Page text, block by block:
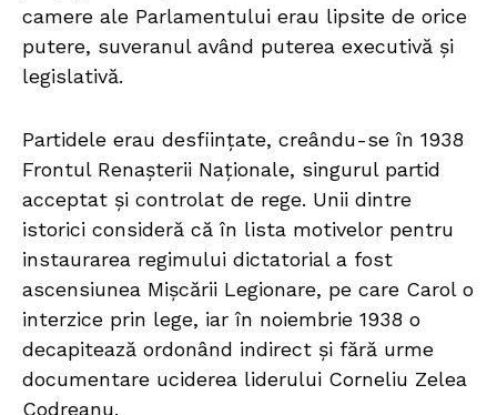
camere ale Parlamentului erau lipsite de orice
putere, suveranul având puterea executivă și
legislativă.
Partidele erau desființate, creându-se în 1938
Frontul Renașterii Naționale, singurul partid
acceptat și controlat de rege. Unii dintre
istorici consideră că în lista motivelor pentru
instaurarea regimului dictatorial a fost
ascensiunea Mișcării Legionare, pe care Carol o
interzice prin lege, iar în noiembrie 1938 o
decapitează ordonând indirect și fără urme
documentare uciderea liderului Corneliu Zelea
Codreanu.